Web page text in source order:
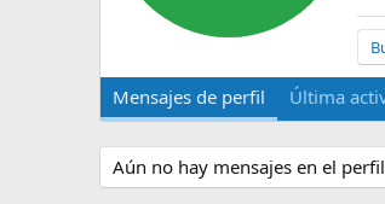
Mensajes de perfil Última
Aún no hay mensajes en el